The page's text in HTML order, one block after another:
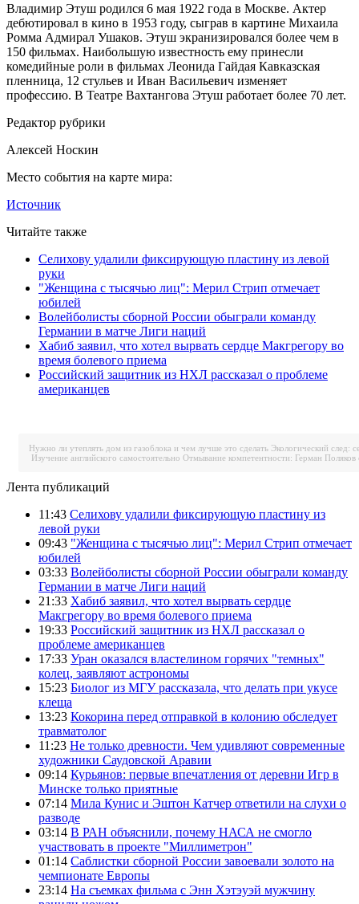
Владимир Этуш родился 6 мая 1922 года в Москве. Актер
дебютировал в кино в 1953 году, сыграв в картине Михаила
Ромма Адмирал Ушаков. Этуш экранизировался более чем в
150 фильмах. Наибольшую известность ему принесли
комедийные роли в фильмах Леонида Гайдая Кавказская
пленница, 12 стульев и Иван Васильевич изменяет
профессию. В Театре Вахтангова Этуш работает более 70 лет.
Редактор рубрики
Алексей Носкин
Место события на карте мира:
Источник
Читайте также
Селихову удалили фиксирующую пластину из левой
руки
"Женщина с тысячью лиц": Мерил Стрип отмечает
юбилей
Волейболисты сборной России обыграли команду
Германии в матче Лиги наций
Хабиб заявил, что хотел вырвать сердце Макгрегору во
время болевого приема
Российский защитник из НХЛ рассказал о проблеме
американцев
Нужно ли утеплять дом из газоблока и чем лучше это сделать Экологический след:
Изучение английского самостоятельно Отмывание компетентности: Герман
Лента публикаций
11:43 Селихову удалили фиксирующую пластину из
левой руки
09:43 "Женщина с тысячью лиц": Мерил Стрип отмечает
юбилей
03:33 Волейболисты сборной России обыграли команду
Германии в матче Лиги наций
21:33 Хабиб заявил, что хотел вырвать сердце
Макгрегору во время болевого приема
19:33 Российский защитник из НХЛ рассказал о
проблеме американцев
17:33 Уран оказался властелином горячих "темных"
колец, заявляют астрономы
15:23 Биолог из МГУ рассказала, что делать при укусе
клеща
13:23 Кокорина перед отправкой в колонию обследует
травматолог
11:23 Не только древности. Чем удивляют современные
художники Саудовской Аравии
09:14 Курьянов: первые впечатления от деревни Игр в
Минске только приятные
07:14 Мила Кунис и Эштон Катчер ответили на слухи о
разводе
03:14 В РАН объяснили, почему НАСА не смогло
участвовать в проекте "Миллиметрон"
01:14 Саблистки сборной России завоевали золото на
чемпионате Европы
23:14 На съемках фильма с Энн Хэтэуэй мужчину